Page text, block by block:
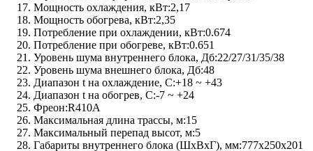
Мощность охлаждения, кВт:2,17
Мощность обогрева, кВт:2,35
Потребление при охлаждении, кВт:0.674
Потребление при обогреве, кВт:0.651
Уровень шума внутреннего блока, Дб:22/27/31/35/38
Уровень шума внешнего блока, Дб:48
Диапазон t на охлаждение, C:+18 ~ +43
Диапазон t на обогрев, C:-7 ~ +24
Фреон:R410A
Максимальная длина трассы, м:15
Максимальный перепад высот, м:5
Габариты внутреннего блока (ШхВхГ), мм:777x250x201